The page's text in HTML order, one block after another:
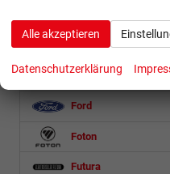
Fiat
Ford
Foton
Futura
Alle akzeptieren
Datenschutzerklärung